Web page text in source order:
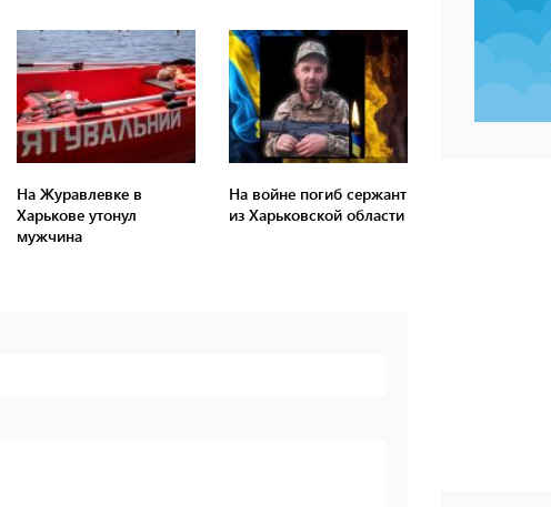
На Журавлевке в
Харькове утонул
мужчина
На войне погиб сержант
из Харьковской области